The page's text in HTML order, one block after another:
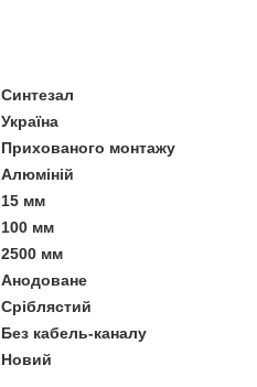
Синтезал
Україна
Прихованого монтажу
Алюміній
15 мм
100 мм
2500 мм
Анодоване
Сріблястий
Без кабель-каналу
Новий